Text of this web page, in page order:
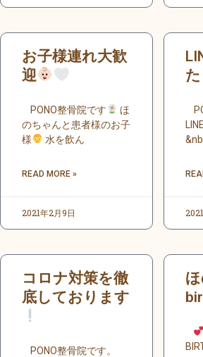
お子様連れ大歓
迎
PONO整骨院です
ほ
のちゃんと患者様のお子
様
水を飲ん
READ MORE »
2021年2月9日
た
コロナ対策を徹
底しております
PONO整骨院です。